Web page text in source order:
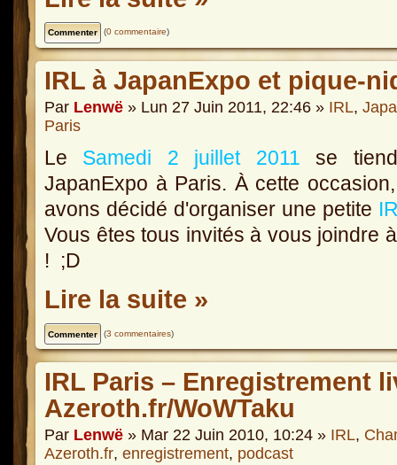
(0 commentaire)
IRL à JapanExpo et pique-
Par Lenwë » Lun 27 Juin 2011, 22:46 » IRL,
Paris
Le Samedi 2 juillet 2011 se
JapanExpo à Paris. À cette
avons décidé d'organiser une petite
Vous êtes tous invités à vous joindre
! ;D
Lire la suite »
(3 commentaires)
IRL Paris – Enregistrement
Azeroth.fr/WoWTaku
Par Lenwë » Mar 22 Juin 2010, 10:24 » IRL,
Azeroth.fr, enregistrement, podcast